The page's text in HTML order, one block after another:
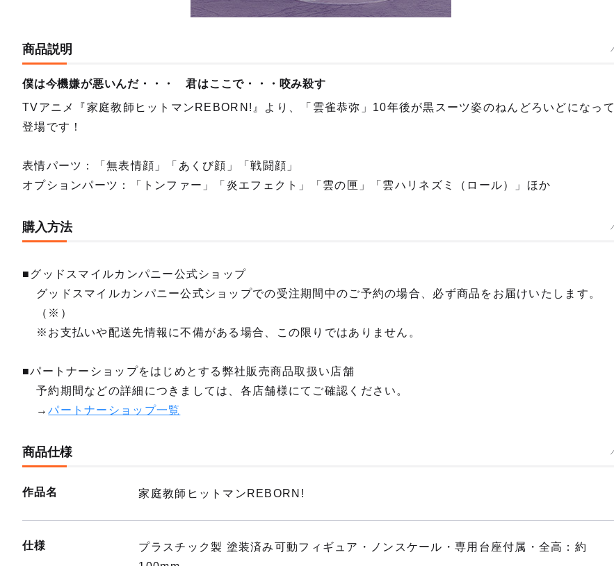
商品説明
僕は今機嫌が悪いんだ・・・ 君はここで・・・咬み殺す
TVアニメ『家庭教師ヒットマンREBORN!』より、「雲雀恭弥」10年後が黒スーツ姿のねんどろいどになって
登場です！
表情パーツ：「無表情顔」「あくび顔」「戦闘顔」
オプションパーツ：「トンファー」「炎エフェクト」「雲の匣」「雲ハリネズミ（ロール）」ほか
購入方法
■グッドスマイルカンパニー公式ショップ
グッドスマイルカンパニー公式ショップでの受注期間中のご予約の場合、必ず商品をお届けいたします。
（※）
※お支払いや配送先情報に不備がある場合、この限りではありません。
■パートナーショップをはじめとする弊社販売商品取扱い店舗
予約期間などの詳細につきましては、各店舗様にてご確認ください。
→パートナーショップ一覧
商品仕様
作品名 家庭教師ヒットマンREBORN!
仕様
プラスチック製 塗装済み可動フィギュア・ノンスケール・専用台座付属・全高：約